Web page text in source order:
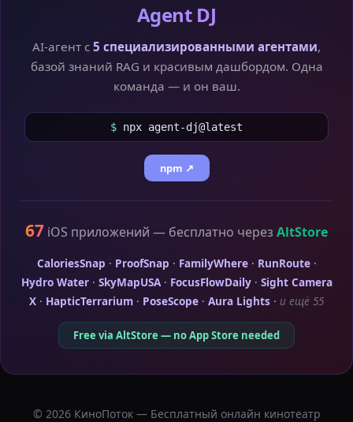
Agent DJ
AI-агент с 5 специализированными агентами,
базой знаний RAG и красивым дашбордом. Одна
команда — и он ваш.
$ npx agent-dj@latest
npm ↗
67 iOS приложений — бесплатно через AltStore
CaloriesSnap · ProofSnap · FamilyWhere· RunRoute·
Hydro Water· SkyMapUSA· FocusFlowDaily· Sight Camera
X · HapticTerrarium · PoseScope · Aura Lights · и ещё 55
Free via AltStore — no App Store needed
© 2026 КиноПоток — Бесплатный онлайн кинотеатр